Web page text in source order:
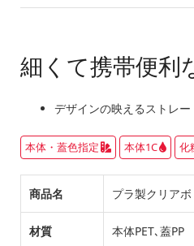
細くて携帯便利
デザインの映えるストレ
本体・蓋色指定 本体1C 化
商品名 プラ製クリア
材質 本体PET､蓋PP